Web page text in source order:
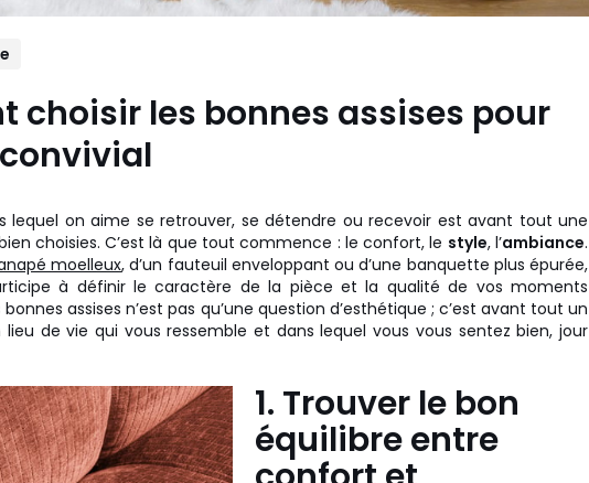
choisir les bonnes assises pour
lequel on aime se retrouver, se détendre ou recevoir est avant tout une
choisies. C’est là que tout commence : le confort, le style, l’ambiance.
moelleux, d’un fauteuil enveloppant ou d’une banquette plus épurée,
à définir le caractère de la pièce et la qualité de vos moments
assises n’est pas qu’une question d’esthétique ; c’est avant tout un
de vie qui vous ressemble et dans lequel vous vous sentez bien, jour
1. Trouver le bon
équilibre entre